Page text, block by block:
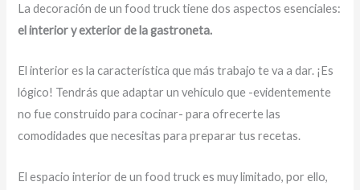
La decoración de un food truck tiene dos aspectos esenciales:
el interior y exterior de la gastroneta.
El interior es la característica que más trabajo te va a dar. ¡Es
lógico! Tendrás que adaptar un vehículo que -evidentemente
no fue construido para cocinar- para ofrecerte las
comodidades que necesitas para preparar tus recetas.
El espacio interior de un food truck es muy limitado, por ello,